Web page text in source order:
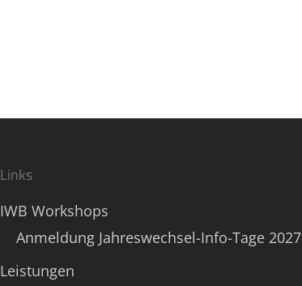
Links
IWB Workshops
Anmeldung Jahreswechsel-Info-Tage 2027
Leistungen